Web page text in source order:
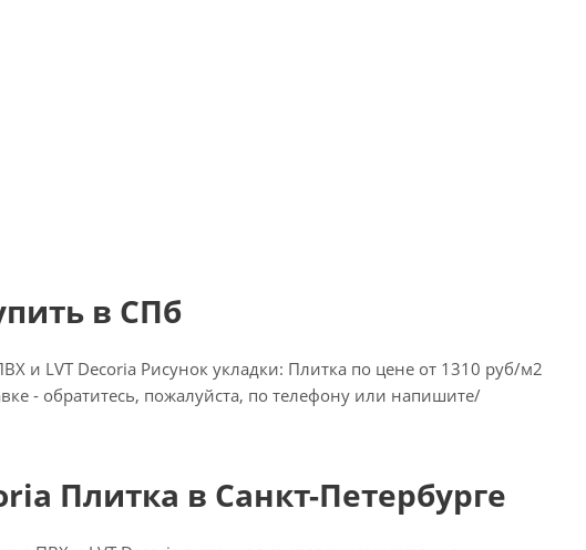
в СПб
и LVT Decoria Рисунок укладки: Плитка по цене от 1310 руб/м2
- обратитесь, пожалуйста, по телефону или напишите/
Плитка в Санкт-Петербурге